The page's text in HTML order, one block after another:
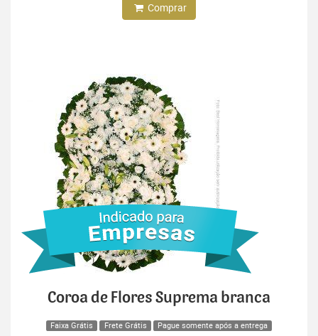
Comprar
Coroa de Flores Suprema branca
Faixa Grátis Frete Grátis Pague somente após a entrega